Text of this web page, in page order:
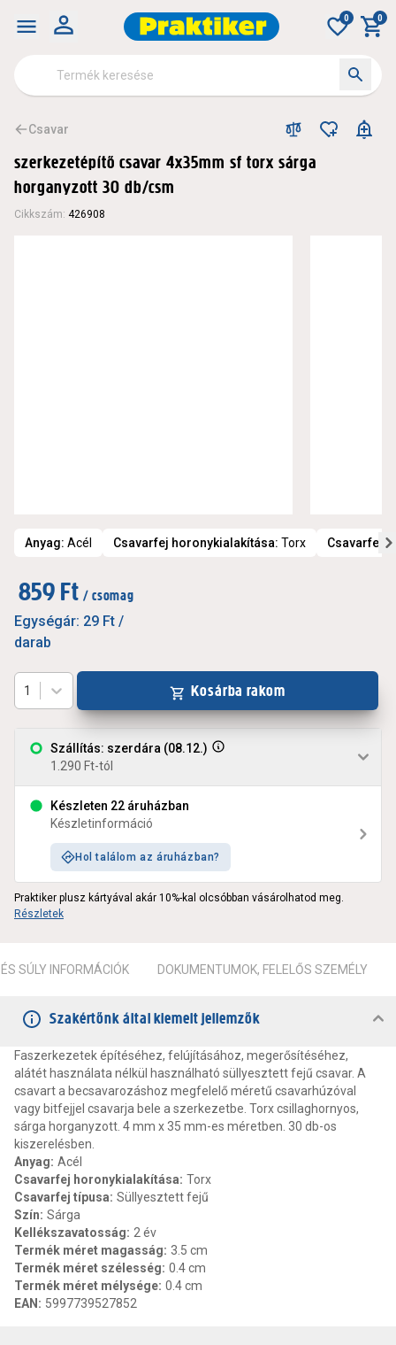
0 0
Csavar
szerkezetépítő csavar 4x35mm sf torx sárga
horganyzott 30 db/csm
Cikkszám: 426908
Anyag: Acél Csavarfej horonykialakítása: Torx Csavarfej
859 Ft / csomag
Egységár: 29 Ft /
darab
Szállítás: szerdára (08.12.)
1.290 Ft-tól
Készleten 22 áruházban
Készletinformáció
Hol találom az áruházban?
1 Kosárba rakom
Praktiker plusz kártyával akár 10%-kal olcsóbban vásárolhatod meg.
Részletek
SÚLY INFORMÁCIÓK DOKUMENTUMOK, FELELŐS SZEMÉLY
Szakértőnk által kiemelt jellemzők
Faszerkezetek építéséhez, felújításához, megerősítéséhez,
alátét használata nélkül használható süllyesztett fejű csavar. A
csavart a becsavarozáshoz megfelelő méretű csavarhúzóval
vagy bitfejjel csavarja bele a szerkezetbe. Torx csillaghornyos,
sárga horganyzott. 4 mm x 35 mm-es méretben. 30 db-os
kiszerelésben.
Anyag: Acél
Csavarfej horonykialakítása: Torx
Csavarfej típusa: Süllyesztett fejű
Szín: Sárga
Kellékszavatosság: 2 év
Termék méret magasság: 3.5 cm
Termék méret szélesség: 0.4 cm
Termék méret mélysége: 0.4 cm
EAN : 5997739527852